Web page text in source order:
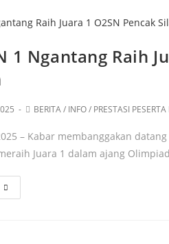
1 Ngantang Raih
BERITA/ INFO/ PRESTASI
– Kabar membanggakan
Juara 1 dalam ajang